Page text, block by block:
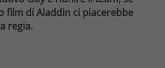
film di Aladdin ci piacerebbe
regia.